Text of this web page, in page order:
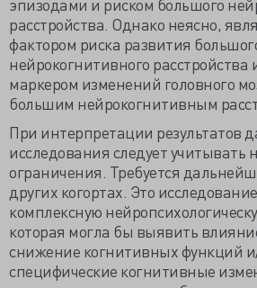
расстройства. Однако неясно,
фактором риска развития
нейрокогнитивного
маркером изменений головного
большим нейрокогнитивным
При интерпретации результатов
исследования следует учитывать
ограничения. Требуется
других когортах. Это
комплексную
которая могла бы выявить
снижение когнитивных функций
специфические когнитивные